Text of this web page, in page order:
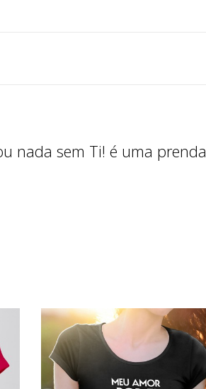
nada sem Ti! é uma prenda